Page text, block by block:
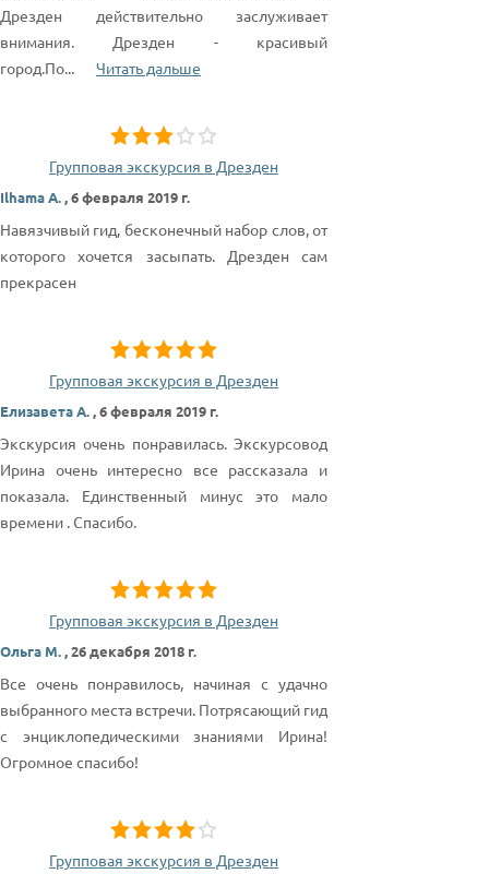
Дрезден действительно заслуживает
внимания. Дрезден - красивый
город.По... Читать дальше
Групповая экскурсия в Дрезден
Ilhama A.,6 февраля 2019 г.
Навязчивый гид, бесконечный набор слов, от
которого хочется засыпать. Дрезден сам
прекрасен
Групповая экскурсия в Дрезден
Елизавета А.,6 февраля 2019 г.
Экскурсия очень понравилась. Экскурсовод
Ирина очень интересно все рассказала и
показала. Единственный минус это мало
времени . Спасибо.
Групповая экскурсия в Дрезден
Ольга М.,26 декабря 2018 г.
Все очень понравилось, начиная с удачно
выбранного места встречи. Потрясающий гид
с энциклопедическими знаниями Ирина!
Огромное спасибо!
Групповая экскурсия в Дрезден